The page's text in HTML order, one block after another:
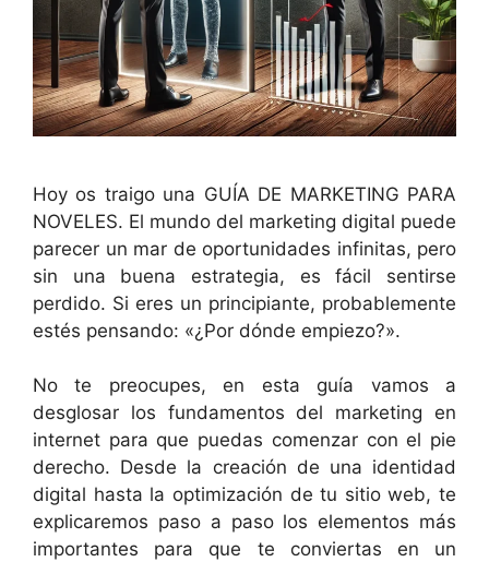
Hoy os traigo una GUÍA DE MARKETING PARA
NOVELES. El mundo del marketing digital puede
parecer un mar de oportunidades infinitas, pero
sin una buena estrategia, es fácil sentirse
perdido. Si eres un principiante, probablemente
estés pensando: «¿Por dónde empiezo?».
No te preocupes, en esta guía vamos a
desglosar los fundamentos del marketing en
internet para que puedas comenzar con el pie
derecho. Desde la creación de una identidad
digital hasta la optimización de tu sitio web, te
explicaremos paso a paso los elementos más
importantes para que te conviertas en un